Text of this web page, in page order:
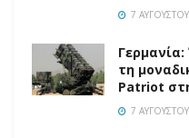
7
τη
Patriot
7